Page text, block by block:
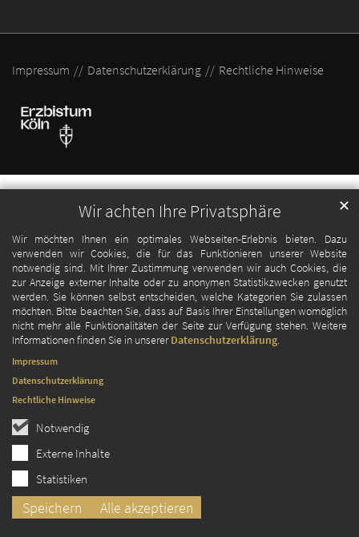
Wir achten Ihre Privatsphäre
Wir möchten Ihnen ein optimales Webseiten-Erlebnis bieten. Dazu
verwenden wir Cookies, die für das Funktionieren unserer Website
notwendig sind. Mit Ihrer Zustimmung verwenden wir auch Cookies, die
zur Anzeige externer Inhalte oder zu anonymen Statistikzwecken genutzt
werden. Sie können selbst entscheiden, welche Kategorien Sie zulassen
möchten. Bitte beachten Sie, dass auf Basis Ihrer Einstellungen womöglich
nicht mehr alle Funktionalitäten der Seite zur Verfügung stehen. Weitere
Informationen finden Sie in unsererDatenschutzerklärung.
Notwendig
Externe Inhalte
Statistiken
Speichern Alle akzeptieren
✕
Impressum
Datenschutzerklärung
Rechtliche Hinweise
Impressum Datenschutzerklärung Rechtliche Hinweise